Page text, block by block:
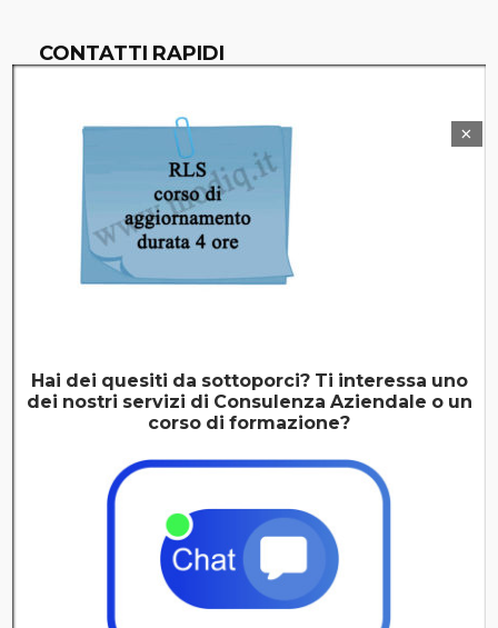
CONTATTI RAPIDI
800 300333
041 5412700
E-mailmodi@modiq.it
PECmodi.pec@legalmail.it
Sedi MODI S.r.l.
SEDE LEGALE
Spinea
Piazza Marconi n. 9 30038 Spinea (VE)
Fiscale e Partita IVA03068230279
Hai dei quesiti da sottoporci? Ti interessa uno
dei nostri servizi di Consulenza Aziendale o un
corso di formazione?